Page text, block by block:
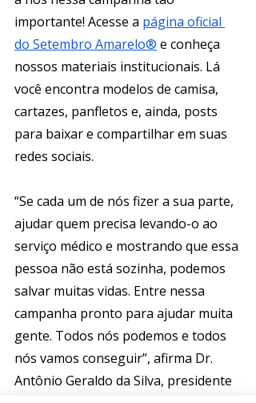
importante! Acesse a página oficial
do Setembro Amarelo® e conheça
nossos materiais institucionais. Lá
você encontra modelos de camisa,
cartazes, panfletos e, ainda, posts
para baixar e compartilhar em suas
redes sociais.
“Se cada um de nós fizer a sua parte,
ajudar quem precisa levando-o ao
serviço médico e mostrando que essa
pessoa não está sozinha, podemos
salvar muitas vidas. Entre nessa
campanha pronto para ajudar muita
gente. Todos nós podemos e todos
nós vamos conseguir”, afirma Dr.
Antônio Geraldo da Silva, presidente